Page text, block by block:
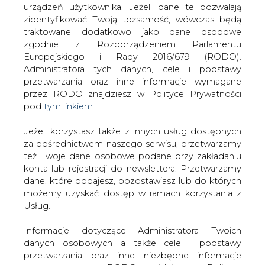
WŁĄCZ CIRE.TV
urządzeń użytkownika. Jeżeli dane te pozwalają
zidentyfikować Twoją tożsamość, wówczas będą
traktowane dodatkowo jako dane osobowe
zgodnie z Rozporządzeniem Parlamentu
Europejskiego i Rady 2016/679 (RODO).
Administratora tych danych, cele i podstawy
przetwarzania oraz inne informacje wymagane
przez RODO znajdziesz w Polityce Prywatności
pod tym linkiem.
Jeżeli korzystasz także z innych usług dostępnych
za pośrednictwem naszego serwisu, przetwarzamy
też Twoje dane osobowe podane przy zakładaniu
konta lub rejestracji do newslettera. Przetwarzamy
dane, które podajesz, pozostawiasz lub do których
możemy uzyskać dostęp w ramach korzystania z
Usług.
Informacje dotyczące Administratora Twoich
danych osobowych a także cele i podstawy
przetwarzania oraz inne niezbędne informacje
Strona główna RYNEK PALIW
Obajtek: nie możemy
nie wykorzystać szansy, jaką jest rozwój petrochemii
2018-09-05 00:00
skomentuj
udostępnij: